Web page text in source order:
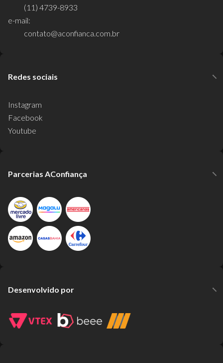
(11) 4739-8933
e-mail:
contato@aconfianca.com.br
Redes sociais
Instagram
Facebook
Youtube
Parcerias AConfiança
Desenvolvido por